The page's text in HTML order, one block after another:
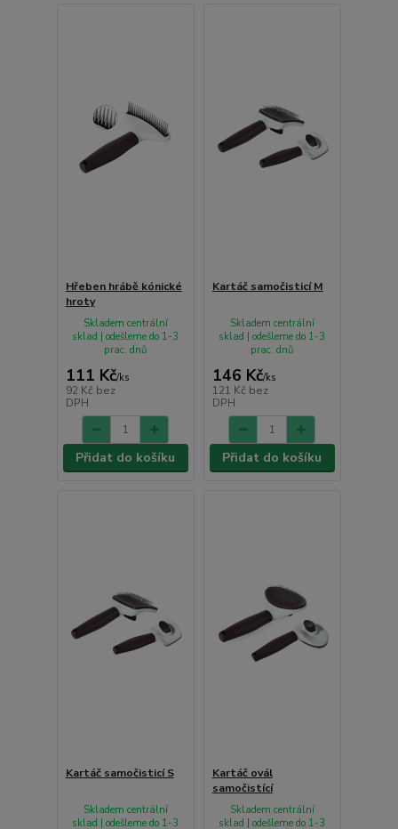
Hřeben hrábě kónické
hroty
111 Kč/ks
92 Kč bez
DPH
Skladem centrální
sklad | odešleme do 1-3
prac. dnů
Přidat do košíku
Kartáč samočisticí M
146 Kč/ks
121 Kč bez
DPH
Skladem centrální
sklad | odešleme do 1-3
prac. dnů
Přidat do košíku
Kartáč samočisticí S
Skladem centrální
sklad | odešleme do 1-3
Kartáč ovál
samočistící
Skladem centrální
sklad | odešleme do 1-3